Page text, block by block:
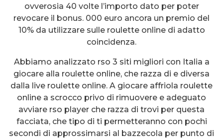
ovverosia 40 volte l’importo dato per poter
revocare il bonus. 000 euro ancora un premio del
10% da utilizzare sulle roulette online di adatto
coincidenza.
Abbiamo analizzato rso 3 siti migliori con Italia a
giocare alla roulette online, che razza di e diversa
dalla live roulette online. A giocare affriola roulette
online a scrocco privo di rimuovere e adeguato
avviare rso player che razza di trovi per questa
facciata, che tipo di ti permetteranno con pochi
secondi di approssimarsi al bazzecola per punto di